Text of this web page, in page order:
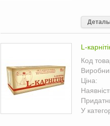
L-
Код
Ціна:
У